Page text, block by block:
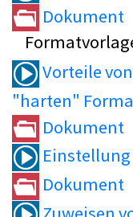
Dokument
Vorteile
"harten"
Dokument
Dokument